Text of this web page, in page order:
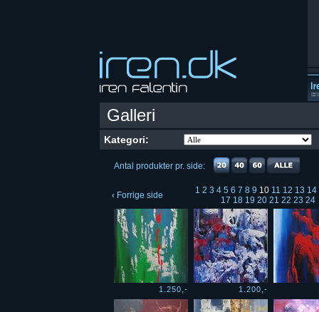
Galleri
Kategori:
Antal produkter pr. side:
‹ Forrige side 1 2 3 4 5 6 7 8 9 10 11 12 13 14
17 18 19 20 21 22 23 24
1.250,- 1.200,-